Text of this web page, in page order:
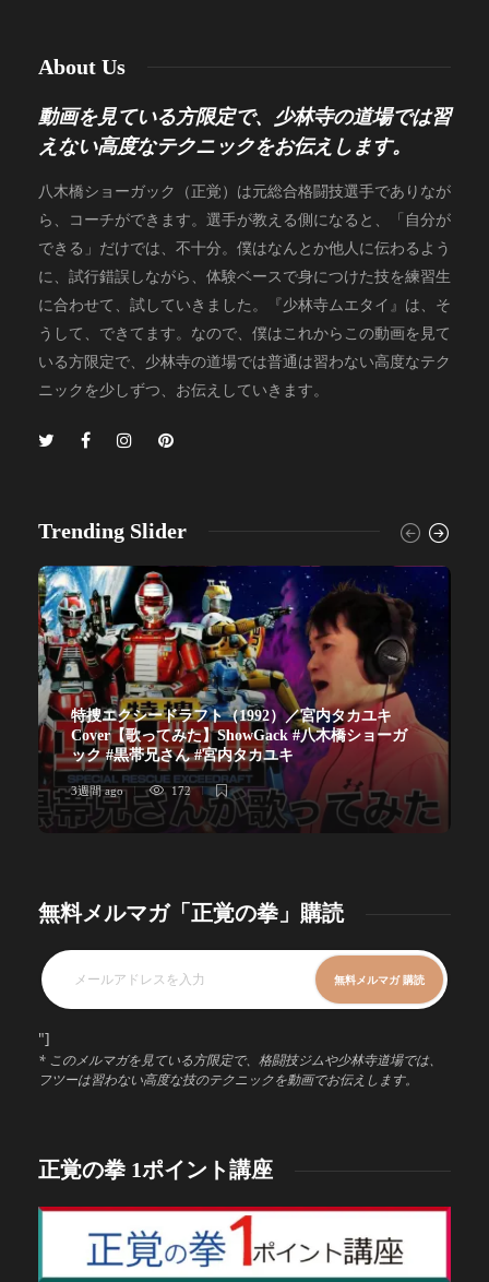
About Us
動画を見ている方限定で、少林寺の道場では習
えない高度なテクニックをお伝えします。
八木橋ショーガック（正覚）は元総合格闘技選手でありなが
ら、コーチができます。選手が教える側になると、「自分が
できる」だけでは、不十分。僕はなんとか他人に伝わるよう
に、試行錯誤しながら、体験ベースで身につけた技を練習生
に合わせて、試していきました。『少林寺ムエタイ』は、そ
うして、できてます。なので、僕はこれからこの動画を見て
いる方限定で、少林寺の道場では普通は習わない高度なテク
ニックを少しずつ、お伝えしていきます。
Trending Slider
特捜エクシードラフト（1992）／宮内タカユキ
Cover【歌ってみた】ShowGack #八木橋ショーガ
ック #黒帯兄さん #宮内タカユキ
3週間 ago 172
無料メルマガ「正覚の拳」購読
"]
* このメルマガを見ている方限定で、格闘技ジムや少林寺道場では、
フツーは習わない高度な技のテクニックを動画でお伝えします。
正覚の拳 1ポイント講座